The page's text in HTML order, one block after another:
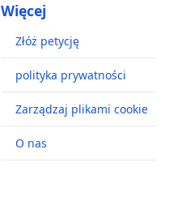
Więcej
Złóż petycję
polityka prywatności
Zarządzaj plikami cookie
O nas